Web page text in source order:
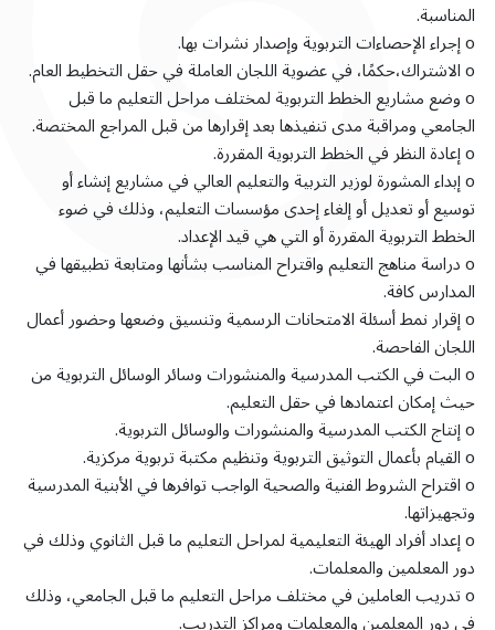
المناسبة.
o إجراء الإحصاءات التربوية وإصدار نشرات بها.
o الاشتراك،حكمًا، في عضوية اللجان العاملة في حقل التخطيط العام.
o وضع مشاريع الخطط التربوية لمختلف مراحل التعليم ما قبل
الجامعي ومراقبة مدى تنفيذها بعد إقرارها من قبل المراجع المختصة.
o إعادة النظر في الخطط التربوية المقررة.
o إبداء المشورة لوزير التربية والتعليم العالي في مشاريع إنشاء أو
توسيع أو تعديل أو إلغاء إحدى مؤسسات التعليم، وذلك في ضوء
الخطط التربوية المقررة أو التي هي قيد الإعداد.
o دراسة مناهج التعليم واقتراح المناسب بشأنها ومتابعة تطبيقها في
المدارس كافة.
o إقرار نمط أسئلة الامتحانات الرسمية وتنسيق وضعها وحضور أعمال
اللجان الفاحصة.
o البت في الكتب المدرسية والمنشورات وسائر الوسائل التربوية من
حيث إمكان اعتمادها في حقل التعليم.
o إنتاج الكتب المدرسية والمنشورات والوسائل التربوية.
o القيام بأعمال التوثيق التربوية وتنظيم مكتبة تربوية مركزية.
o اقتراح الشروط الفنية والصحية الواجب توافرها في الأبنية المدرسية
وتجهيزاتها.
o إعداد أفراد الهيئة التعليمية لمراحل التعليم ما قبل الثانوي وذلك في
دور المعلمين والمعلمات.
o تدريب العاملين في مختلف مراحل التعليم ما قبل الجامعي، وذلك